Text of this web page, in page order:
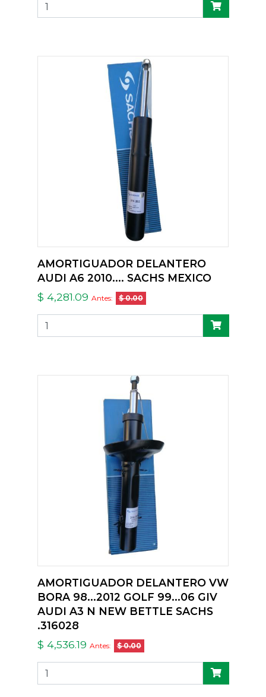
AMORTIGUADOR DELANTERO
AUDI A6 2010.... SACHS MEXICO
$ 4,281.09 Antes: $ 0.00
AMORTIGUADOR DELANTERO VW
BORA 98...2012 GOLF 99...06 GIV
AUDI A3 N NEW BETTLE SACHS
.316028
$ 4,536.19 Antes: $ 0.00